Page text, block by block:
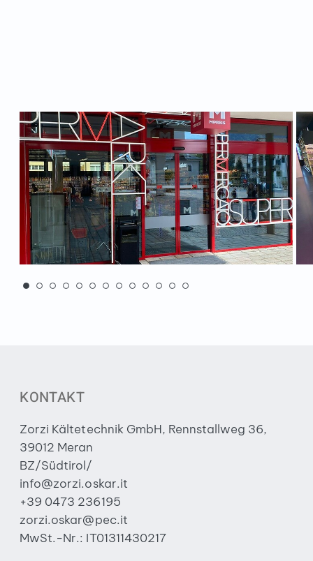
KONTAKT
Zorzi Kältetechnik GmbH, Rennstallweg 36,
39012 Meran
BZ/Südtirol/
info@zorzi.oskar.it
+39 0473 236195
zorzi.oskar@pec.it
MwSt.-Nr.: IT01311430217